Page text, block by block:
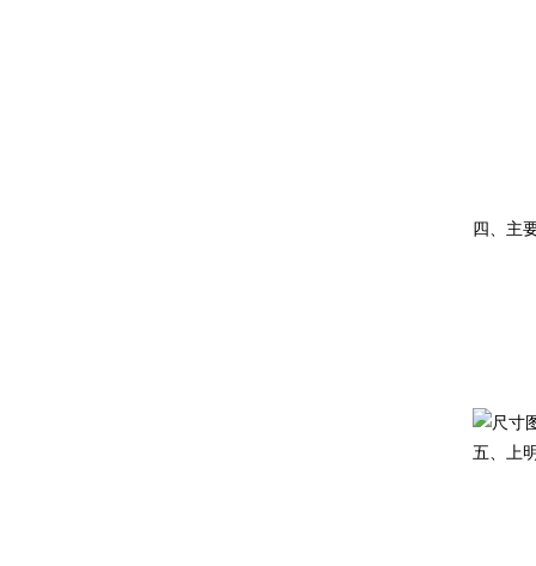
四、主
五、上